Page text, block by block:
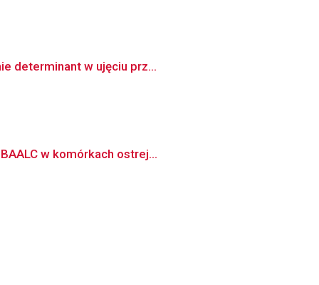
determinant w ujęciu prz...
w komórkach ostrej...